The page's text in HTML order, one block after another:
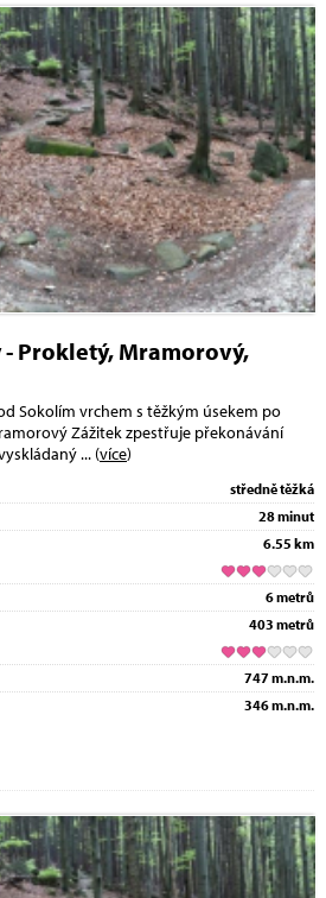
- Prokletý, Mramorový,
Sokolím vrchem s těžkým úsekem po
Zážitek zpestřuje překonávání
... (více)
středně těžká
28 minut
6.55 km
6 metrů
403 metrů
747 m.n.m.
346 m.n.m.